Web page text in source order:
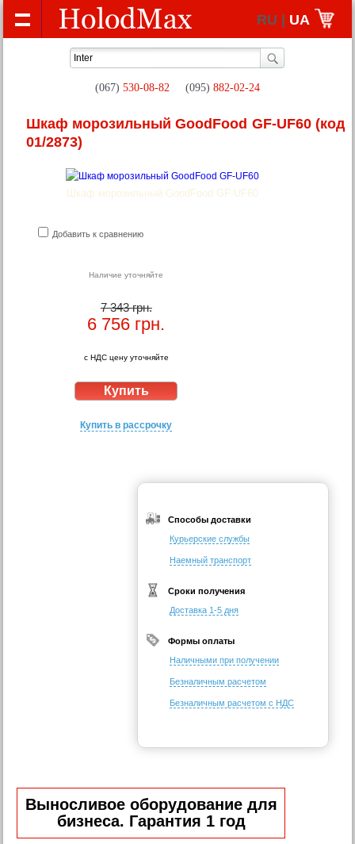
RU | UA
(067) 530-08-82 (095) 882-02-24
Шкаф морозильный GoodFood GF-UF60(код
01/2873)
Шкаф морозильный GoodFood GF-UF60
Добавить к сравнению
Наличие уточняйте
7 343 грн.
6 756 грн.
с НДС цену уточняйте
Купить в рассрочку
Способы доставки
Курьерские службы
Наемный транспорт
Сроки получения
Доставка 1-5 дня
Формы оплаты
Наличными при получении
Безналичным расчетом
Безналичным расчетом с НДС
Выносливое оборудование для
бизнеса. Гарантия 1 год